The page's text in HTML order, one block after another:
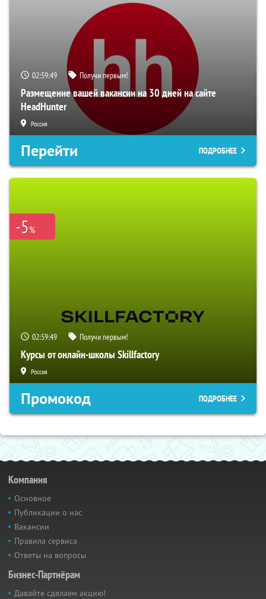
02:59:48 Получи первым!
Размещение вашей вакансии на 30 дней на сайте
HeadHunter
Россия
Перейти ПОДРОБНЕЕ
-5%
02:59:48 Получи первым!
Курсы от онлайн-школы Skillfactory
Россия
Промокод ПОДРОБНЕЕ
Компания
Основное
Публикации о нас
Вакансии
Правила сервиса
Ответы на вопросы
Бизнес-Партнёрам
Давайте сделаем акцию!